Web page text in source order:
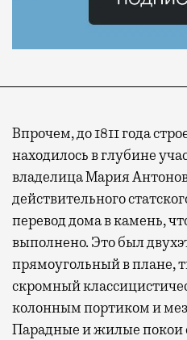
Впрочем, до 1811 года
находилось в глубине
владелица Мария
действительного
перевод дома в камень,
выполнено. Это был
прямоугольный в плане,
скромный
колонным портиком и
Парадные и жилые покои